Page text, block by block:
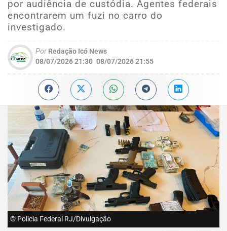
por audiência de custódia. Agentes federais
encontrarem um fuzi no carro do
investigado.
Por Redação Icó News
08/07/2026 21:30 08/07/2026 21:55
© Polícia Federal RJ/Divulgação